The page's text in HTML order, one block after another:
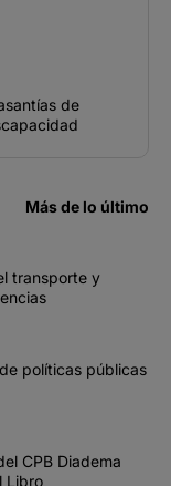
de
Más de lo último
transporte y
políticas públicas
CPB Diadema
Libro